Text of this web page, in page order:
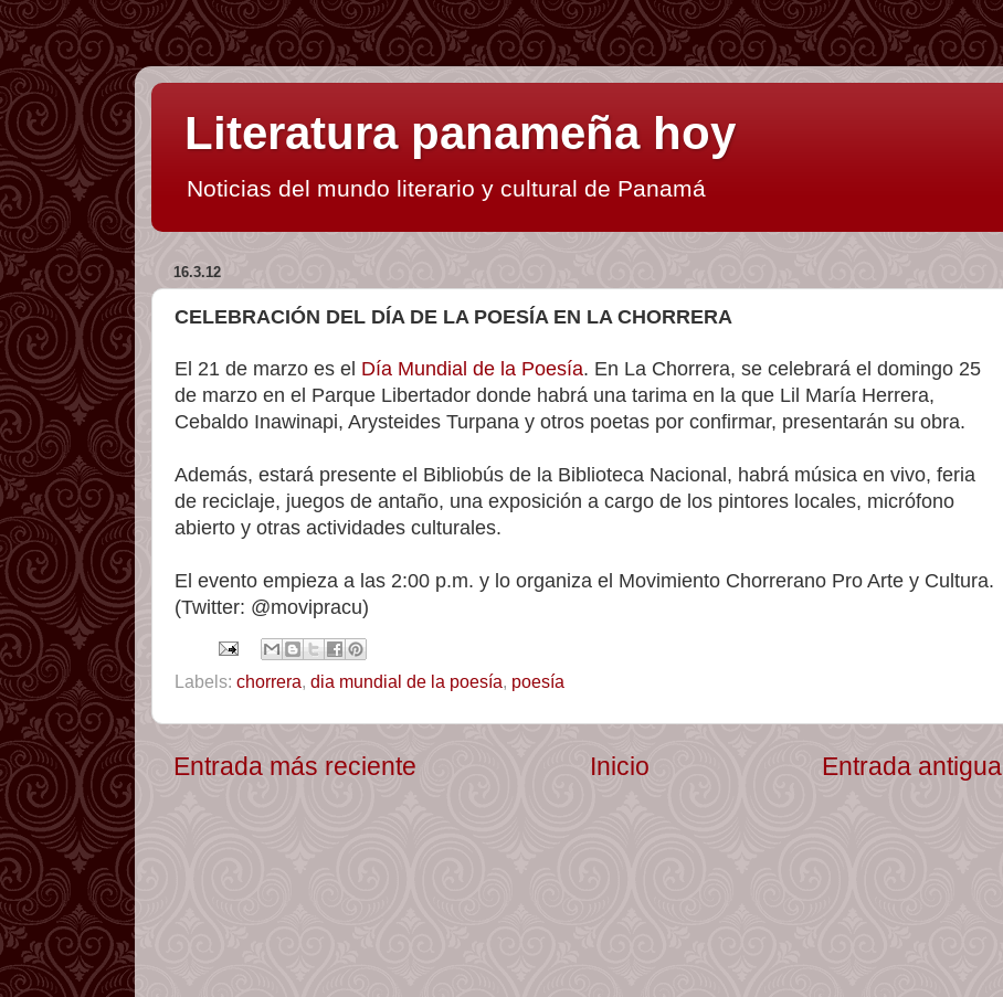
Literatura panameña hoy
Noticias del mundo literario y cultural de Panamá
16.3.12
CELEBRACIÓN DEL DÍA DE LA POESÍA EN LA CHORRERA
El 21 de marzo es el Día Mundial de la Poesía. En La Chorrera, se celebrará el domingo 25
de marzo en el Parque Libertador donde habrá una tarima en la que Lil María Herrera,
Cebaldo Inawinapi, Arysteides Turpana y otros poetas por confirmar, presentarán su obra.
Además, estará presente el Bibliobús de la Biblioteca Nacional, habrá música en vivo, feria
de reciclaje, juegos de antaño, una exposición a cargo de los pintores locales, micrófono
abierto y otras actividades culturales.
El evento empieza a las 2:00 p.m. y lo organiza el Movimiento Chorrerano Pro Arte y Cultura.
(Twitter: @movipracu)
Labels: chorrera, dia mundial de la poesía, poesía
Entrada más reciente Entrada antigua
Inicio